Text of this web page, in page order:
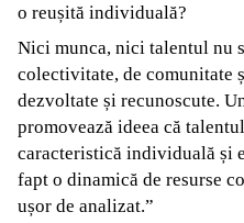
o reușită individuală?
Nici munca, nici talentul nu
colectivitate, de comunitate
dezvoltate și recunoscute.
promovează ideea că
caracteristică individuală și
fapt o dinamică de resurse
ușor de analizat.”